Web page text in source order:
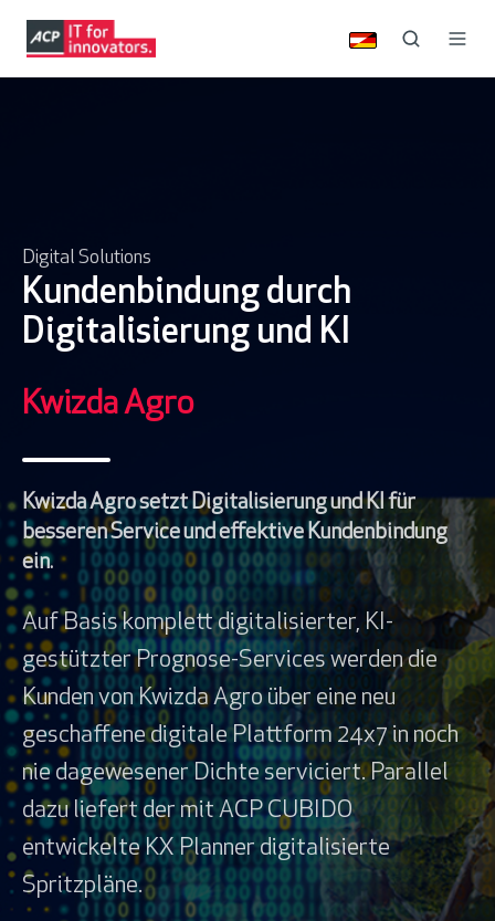
Digital Solutions
Kundenbindung durch
Digitalisierung und KI
Kwizda Agro
Kwizda Agro setzt Digitalisierung und KI für
besseren Service und effektive Kundenbindung
ein.
Auf Basis komplett digitalisierter, KI-
gestützter Prognose-Services werden die
Kunden von Kwizda Agro über eine neu
geschaffene digitale Plattform 24x7 in noch
nie dagewesener Dichte serviciert. Parallel
dazu liefert der mit ACP CUBIDO
entwickelte KX Planner digitalisierte
Spritzpläne.